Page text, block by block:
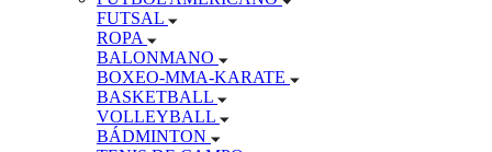
FUTSAL
ROPA
BALONMANO
BOXEO-MMA-KARATE
BASKETBALL
VOLLEYBALL
BÁDMINTON